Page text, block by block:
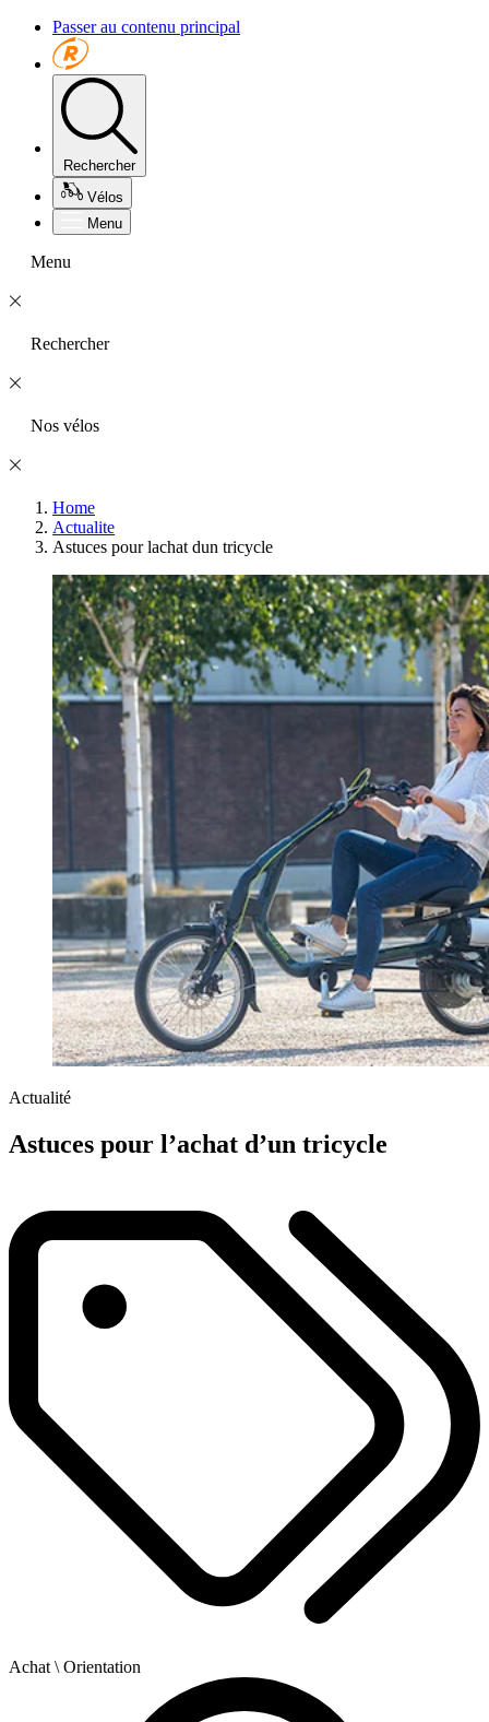
Passer au contenu principal
Rechercher
Vélos
Menu
Menu
Rechercher
Nos vélos
Home
Actualite
Astuces pour lachat dun tricycle
Actualité
Astuces pour l’achat d’un tricycle
Achat \ Orientation